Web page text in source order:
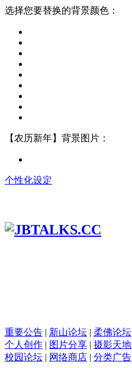
选择您要替换的背景颜色：
【农历新年】背景图片：
个性化设定
重要公告 | 新山论坛 | 柔佛论坛
个人创作 | 图片分享 | 摄影天地
校园论坛 | 网络商店 | 分类广告